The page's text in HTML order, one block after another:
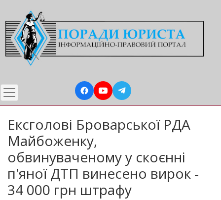
до
основного
вмісту
Ексголові Броварської РДА
Майбоженку,
обвинуваченому у скоєнні
п'яної ДТП винесено вирок -
34 000 грн штрафу